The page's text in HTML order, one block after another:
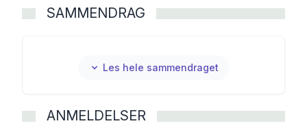
SAMMENDRAG
Les hele sammendraget
ANMELDELSER